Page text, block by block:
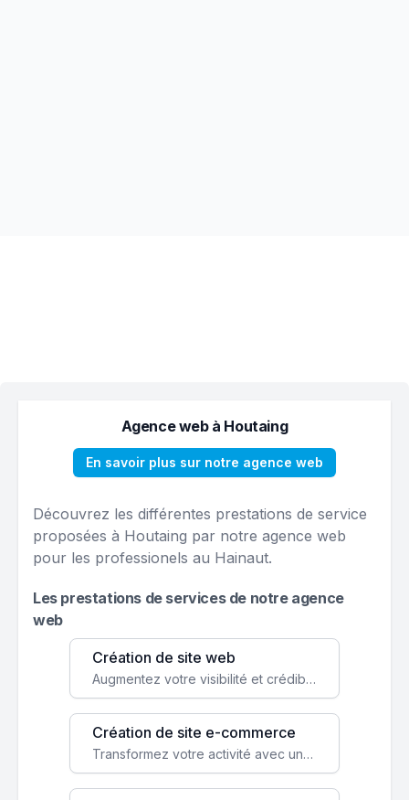
Agence web à Houtaing
En savoir plus sur notre agence web
Découvrez les différentes prestations de service
proposées à Houtaing par notre agence web
pour les professionels au Hainaut.
Les prestations de services de notre agence
web
Création de site web
Augmentez votre visibilité et crédibilité en ligne avec un site web performant, conçu pour attirer plus de clients.
Création de site e-commerce
Transformez votre activité avec une boutique en ligne, accessible à l'échelle mondiale 24/7.